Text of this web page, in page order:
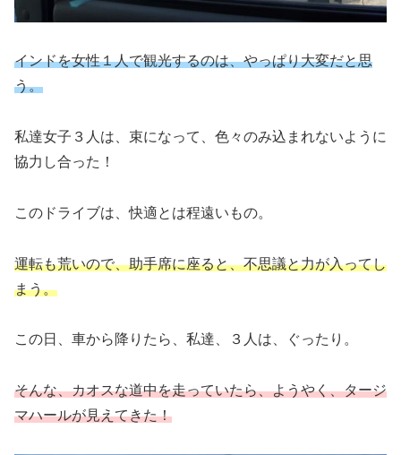
インドを女性１人で観光するのは、やっぱり大変だと思
う。
私達女子３人は、束になって、色々のみ込まれないように
協力し合った！
このドライブは、快適とは程遠いもの。
運転も荒いので、助手席に座ると、不思議と力が入ってし
まう。
この日、車から降りたら、私達、３人は、ぐったり。
そんな、カオスな道中を走っていたら、ようやく、タージ
マハールが見えてきた！